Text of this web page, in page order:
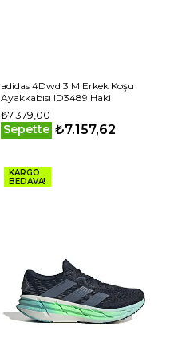
adidas 4Dwd 3 M Erkek Koşu
Ayakkabısı ID3489 Haki
₺7.379,00
Sepette ₺7.157,62
KARGO
BEDAVA!